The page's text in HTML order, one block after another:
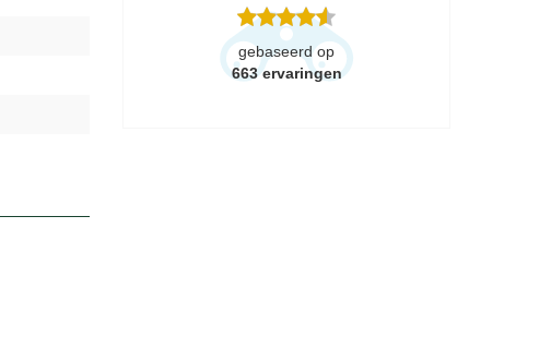
gebaseerd op
663 ervaringen